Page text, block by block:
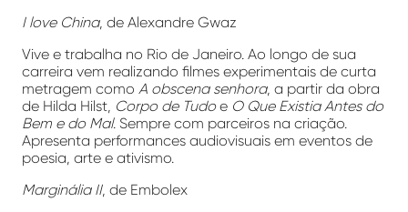
I love China, de Alexandre Gwaz
Vive e trabalha no Rio de Janeiro. Ao longo de sua
carreira vem realizando filmes experimentais de curta
metragem como A obscena senhora, a partir da obra
de Hilda Hilst, Corpo de Tudoe O Que Existia Antes do
Bem e do Mal. Sempre com parceiros na criação.
Apresenta performances audiovisuais em eventos de
poesia, arte e ativismo.
Marginália II, de Embolex